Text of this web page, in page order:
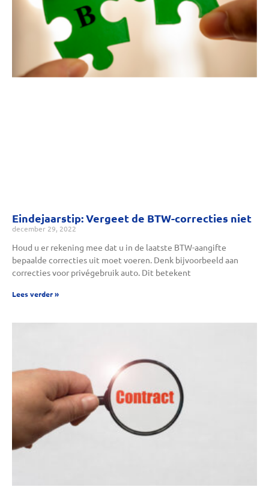
Eindejaarstip: Vergeet de BTW-correcties niet
december 29, 2022
Houd u er rekening mee dat u in de laatste BTW-aangifte
bepaalde correcties uit moet voeren. Denk bijvoorbeeld aan
correcties voor privégebruik auto. Dit betekent
Lees verder »